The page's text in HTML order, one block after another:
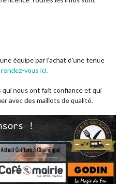
équipe par l’achat d’une tenue
vous ici.
qui nous ont fait confiance et qui
avec des maillots de qualité.